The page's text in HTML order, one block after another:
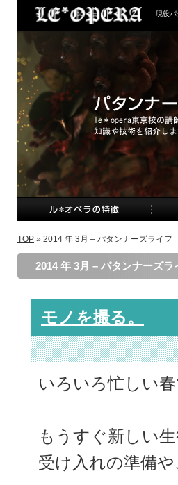
現役パ
TOP » 2014 年 3月 – パタンナーズライフ
2014 年 3月 – パタンナーズラ
モノを撮る。
いろいろ忙しい
もうすぐ新しい
受け入れの準備